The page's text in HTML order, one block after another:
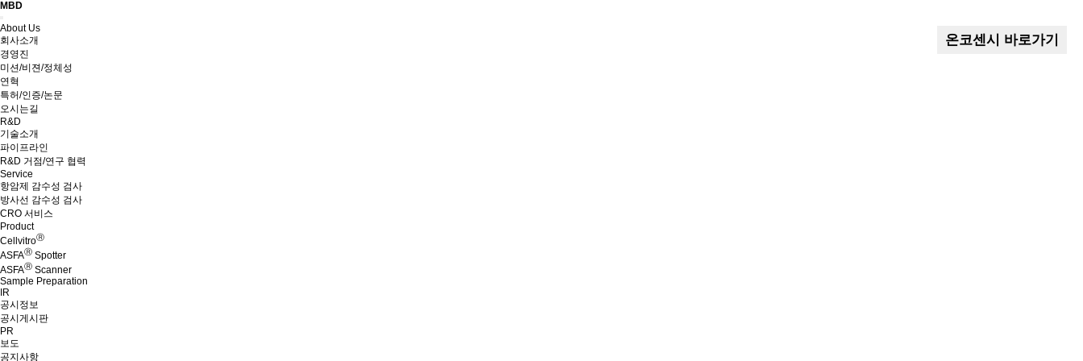
MBD
Menu
About Us
회사소개
경영진
미션/비젼/정체성
연혁
특허/인증/논문
오시는길
R&D
기술소개
파이프라인
R&D 거점/연구 협력
Service
항암제 감수성 검사
방사선 감수성 검사
CRO 서비스
Product
CellvitroⓇ
ASFAⓇ Spotter
ASFAⓇ Scanner
Sample Preparation
IR
공시정보
공시게시판
PR
보도
공지사항
온코센시 바로가기